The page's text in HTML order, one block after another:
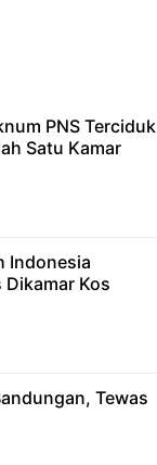
PNS Terciduk
Satu Kamar
Indonesia
Kos
Tewas